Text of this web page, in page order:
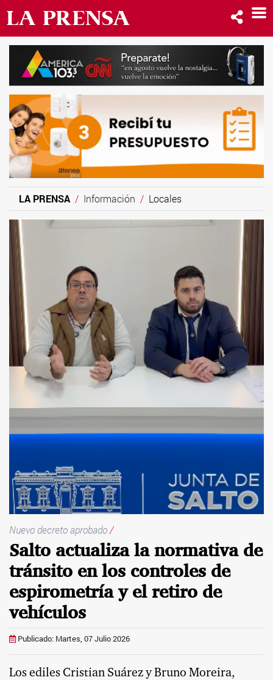
LA PRENSA Información Locales
Nuevo decreto aprobado/
Salto actualiza la normativa de
tránsito en los controles de
espirometría y el retiro de
vehículos
Publicado: Martes, 07 Julio 2026
Los ediles Cristian Suárez y Bruno Moreira,